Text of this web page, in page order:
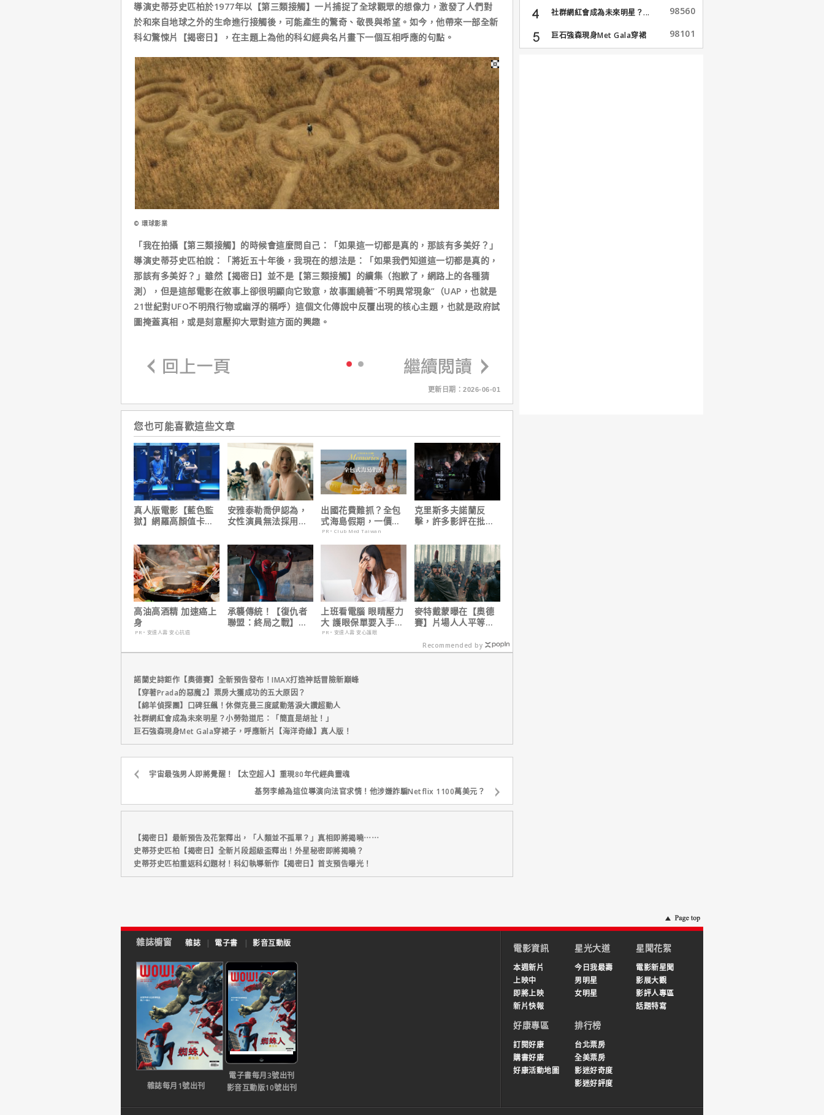
導演史蒂芬史匹柏於1977年以【第三類接觸】一片捕捉了全球觀眾的想像力，激發了人們對
於和來自地球之外的生命進行接觸後，可能產生的驚奇、敬畏與希望。如今，他帶來一部全新
科幻驚悚片【揭密日】，在主題上為他的科幻經典名片畫下一個互相呼應的句點。
© 環球影業
「我在拍攝【第三類接觸】的時候會這麼問自己：「如果這一切都是真的，那該有多美好？」
導演史蒂芬史匹柏說：「將近五十年後，我現在的想法是：「如果我們知道這一切都是真的，
那該有多美好？」雖然【揭密日】並不是【第三類接觸】的續集（抱歉了，網路上的各種猜
測），但是這部電影在敘事上卻很明顯向它致意，故事圍繞著“不明異常現象”（UAP，也就是
21世紀對UFO不明飛行物或幽浮的稱呼）這個文化傳說中反覆出現的核心主題，也就是政府試
圖掩蓋真相，或是刻意壓抑大眾對這方面的興趣。
更新日期：2026-06-01
您也可能喜歡這些文章
真人版電影【藍色監
獄】網羅高顏值卡司
安雅泰勒喬伊認為，
女性演員無法採用方
出國花費難抓？全包
式海島假期，一價搞
定食宿玩樂，省錢更
省心！
PR・Club Med Taiwan
克里斯多夫諾蘭反
擊，許多影評在批評
缺陷」！
高油高酒精 加速癌上
身
PR・安達人壽 安心抗癌
承襲傳統！【復仇者
聯盟：終局之戰】導
上班看電腦 眼睛壓力
大 護眼保單要入手
【安心護眼定期眼睛
PR・安達人壽 安心護眼
麥特戴蒙曝在【奧德
賽】片場人人平等，
Recommended by
諾蘭史詩鉅作【奧德賽】全新預告發布！IMAX打造神話冒險新巔峰
【穿著Prada的惡魔2】票房大獲成功的五大原因？
【綿羊偵探團】口碑狂飆！休傑克曼三度感動落淚大讚超動人
社群網紅會成為未來明星？小勞勃道尼：「簡直是胡扯！」
巨石強森現身Met Gala穿裙子，呼應新片【海洋奇緣】真人版！
宇宙最強男人即將覺醒！【太空超人】重現80年代經典靈魂
基努李維為這位導演向法官求情！他涉嫌詐騙Netflix 1100萬美元？
【揭密日】最新預告及花絮釋出，「人類並不孤單？」真相即將揭曉⋯⋯
史蒂芬史匹柏【揭密日】全新片段超級盃釋出！外星秘密即將揭曉？
史蒂芬史匹柏重返科幻題材！科幻執導新作【揭密日】首支預告曝光！
社群網紅會成為未來明星？... 98560
巨石強森現身Met Gala穿裙
子...
98101
雜誌櫥窗 雜誌 | 電子書 | 影音互動版
雜誌每月1號出刊
電子書每月3號出刊
影音互動版10號出刊
電影資訊
本週新片
上映中
即將上映
新片快報
星光大道
今日我最壽
男明星
女明星
星聞花絮
電影新星聞
影展大觀
影評人專區
話題特寫
好康專區
訂閱好康
購書好康
好康活動地圖
排行榜
台北票房
全美票房
影迷好奇度
影迷好評度